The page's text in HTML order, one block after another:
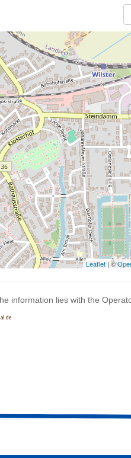
Leaflet | ©
information lies with the